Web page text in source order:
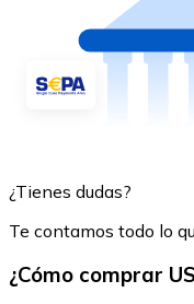
¿Tienes dudas?
Te contamos todo lo
¿Cómo comprar